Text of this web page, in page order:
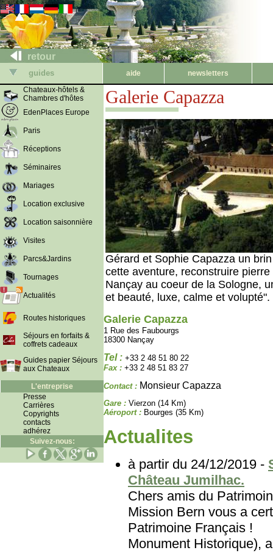
retour
guides aide
newsletters
Chateaux-hôtels &
Chambres d'hôtes
EdenPlaces Europe
Paris
Réceptions
Séminaires
Mariages
Location exclusive
Location saisonnière
Visites
Parcs&Jardins
Tournages
Actualités
Routes historiques
Séjours en forfaits &
coffrets cadeaux
Guides papier Séjours
aux Chateaux
L'entreprise
Presse
Carrières
Copyrights
contacts
adhérez
Suivez-nous:
Galerie Capazza
Gérard et Sophie Capazza un
cette aventure, reconstruire
Nançay au coeur de la Sologne,
et beauté, luxe, calme et volupté".
Galerie Capazza
1 Rue des Faubourgs
18300 Nançay
Tel : +33 2 48 51 80 22
Fax : +33 2 48 51 83 27
Contact : Monsieur Capazza
Gare : Vierzon (14 Km)
Aéroport : Bourges (35 Km)
Actualites
à partir du 24/12/2019 -
Château Jumilhac.
Chers amis du
Mission Bern vous a
Patrimoine
Monument Historique),